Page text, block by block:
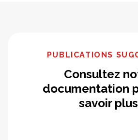
PUBLICATIONS
Consultez
documentation
savoir plus